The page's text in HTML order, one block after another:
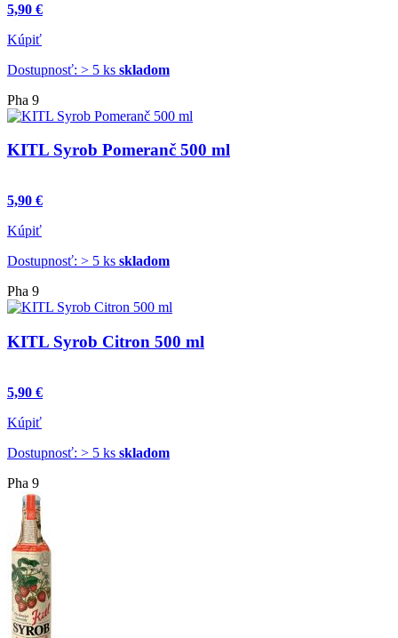
5,90 €
Kúpiť
Dostupnosť: > 5 ks skladom
Pha 9
KITL Syrob Pomeranč 500 ml
5,90 €
Kúpiť
Dostupnosť: > 5 ks skladom
Pha 9
KITL Syrob Citron 500 ml
5,90 €
Kúpiť
Dostupnosť: > 5 ks skladom
Pha 9